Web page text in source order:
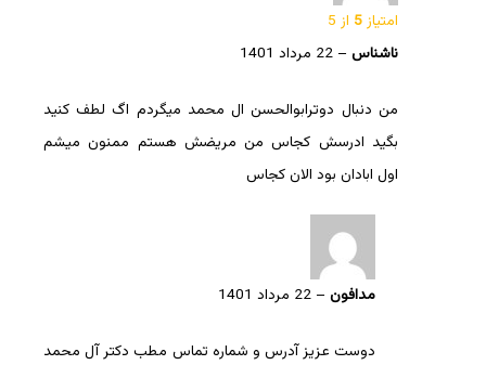
امتیاز5 از 5
ناشناس – 22 مرداد 1401
من دنبال دوترابوالحسن ال محمد میگردم اگ لطف کنید
بگید ادرسش کجاس من مریضش هستم ممنون میشم
اول ابادان بود الان کجاس
مدافون – 22 مرداد 1401
دوست عزیز آدرس و شماره تماس مطب دکتر آل محمد